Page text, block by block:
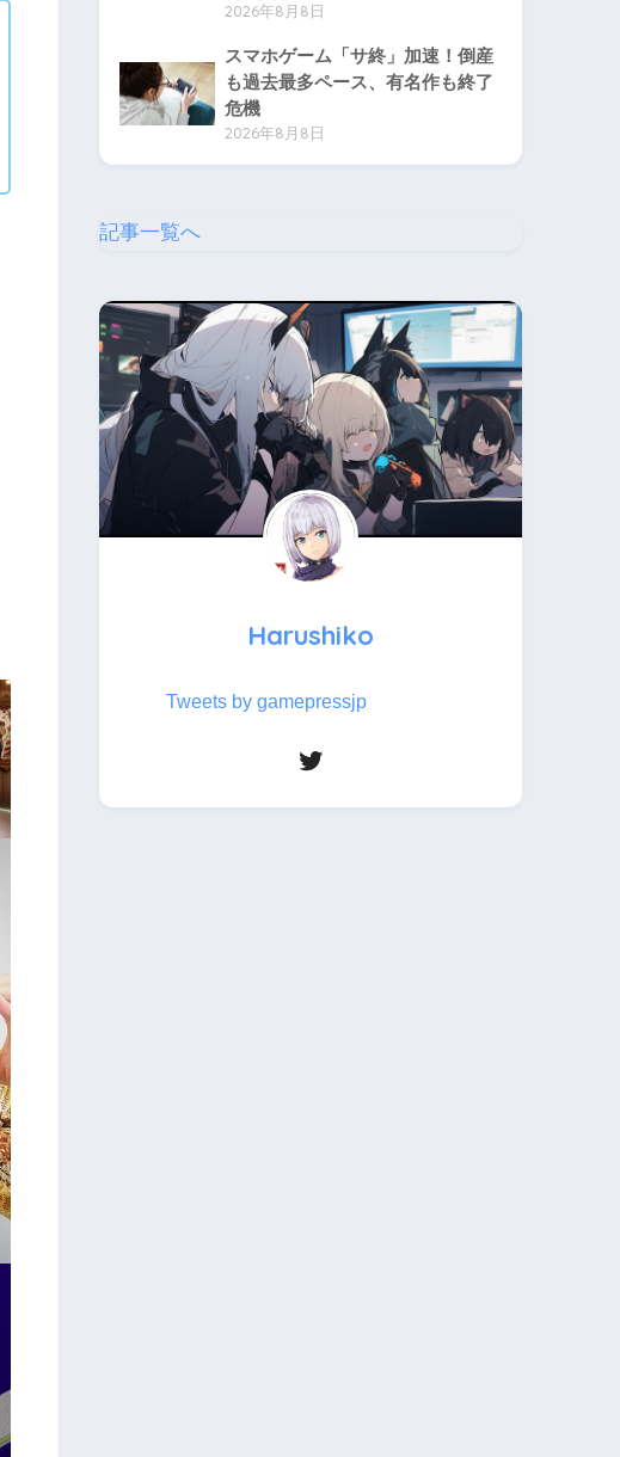
2026年8月8日
スマホゲーム「サ終」加速！倒産
も過去最多ペース、有名作も終了
危機
2026年8月8日
記事一覧へ
Harushiko
Tweets by gamepressjp